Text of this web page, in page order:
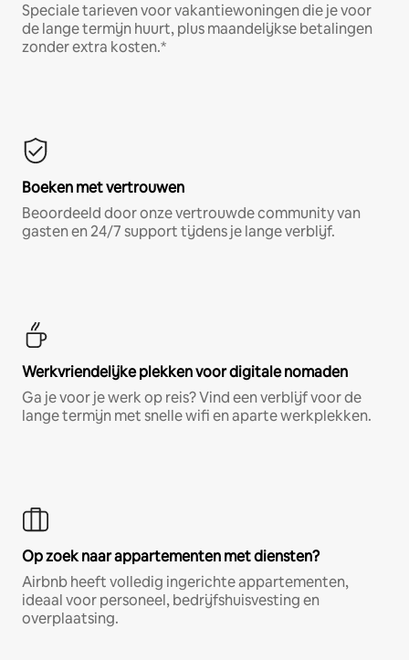
Speciale tarieven voor vakantiewoningen die je voor
de lange termijn huurt, plus maandelijkse betalingen
zonder extra kosten.*
Boeken met vertrouwen
Beoordeeld door onze vertrouwde community van
gasten en 24/7 support tijdens je lange verblijf.
Werkvriendelijke plekken voor digitale nomaden
Ga je voor je werk op reis? Vind een verblijf voor de
lange termijn met snelle wifi en aparte werkplekken.
Op zoek naar appartementen met diensten?
Airbnb heeft volledig ingerichte appartementen,
ideaal voor personeel, bedrijfshuisvesting en
overplaatsing.